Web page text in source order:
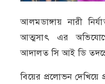
আলমডাঙ্গায় নারী
আত্মসাৎ এর
আদালত সি আই ডি
বিয়ের প্রলোভন দেখিয়ে